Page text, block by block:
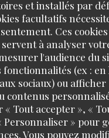
et installés par
facultatifs
Ces cookies
à analyser
l'audience du
fonctionnalités (ex : en
sociaux) ou afficher
contenus
« Tout accepter », «
Personnaliser » pour
Vous pouvez
minutes. Other than
perfect as well
2
: